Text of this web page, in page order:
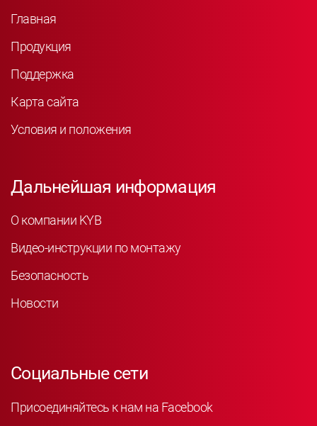
Главная
Продукция
Поддержка
Карта сайта
Условия и положения
Дальнейшая информация
О компании KYB
Видео-инструкции по монтажу
Безопасность
Новости
Социальные сети
Присоединяйтесь к нам на Facebook